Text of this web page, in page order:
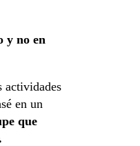
y no en
actividades
en un
que